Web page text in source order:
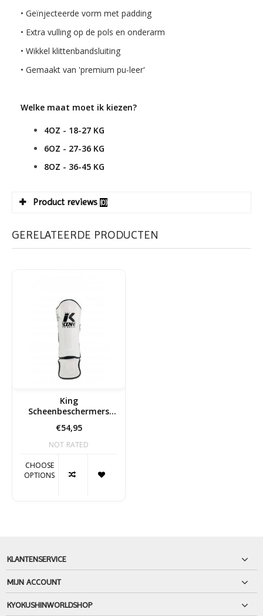
• Geïnjecteerde vorm met padding
• Extra vulling op de pols en onderarm
• Wikkel klittenbandsluiting
• Gemaakt van 'premium pu-leer'
Welke maat moet ik kiezen?
4OZ - 18-27 KG
6OZ - 27-36 KG
8OZ - 36-45 KG
Product reviews (0)
GERELATEERDE PRODUCTEN
King
Scheenbeschermers
€54,95
NOT RATED
CHOOSE
OPTIONS
KLANTENSERVICE
MIJN ACCOUNT
KYOKUSHINWORLDSHOP